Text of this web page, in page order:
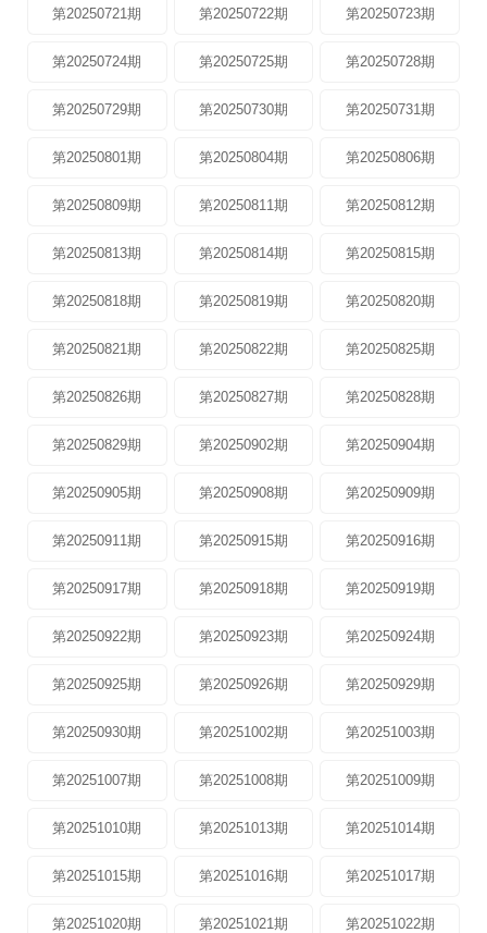
第20250721期 第20250722期 第20250723期
第20250724期 第20250725期 第20250728期
第20250729期 第20250730期 第20250731期
第20250801期 第20250804期 第20250806期
第20250809期 第20250811期 第20250812期
第20250813期 第20250814期 第20250815期
第20250818期 第20250819期 第20250820期
第20250821期 第20250822期 第20250825期
第20250826期 第20250827期 第20250828期
第20250829期 第20250902期 第20250904期
第20250905期 第20250908期 第20250909期
第20250911期 第20250915期 第20250916期
第20250917期 第20250918期 第20250919期
第20250922期 第20250923期 第20250924期
第20250925期 第20250926期 第20250929期
第20250930期 第20251002期 第20251003期
第20251007期 第20251008期 第20251009期
第20251010期 第20251013期 第20251014期
第20251015期 第20251016期 第20251017期
第20251020期 第20251021期 第20251022期